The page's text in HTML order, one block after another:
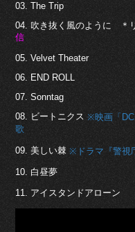
03. The Trip
04. 吹き抜く風のように ＊
信
05. Velvet Theater
06. END ROLL
07. Sonntag
08. ビートニクス※映画「
歌
09. 美しい棘※ドラマ『警視
10. 白昼夢
11. アイスタンドアローン